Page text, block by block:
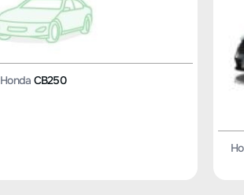
Honda CB250